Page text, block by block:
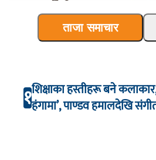
ताजा समाचार
१शिक्षाका हस्तीहरू बने
हंगामा’, पाण्डव हमालदेखि